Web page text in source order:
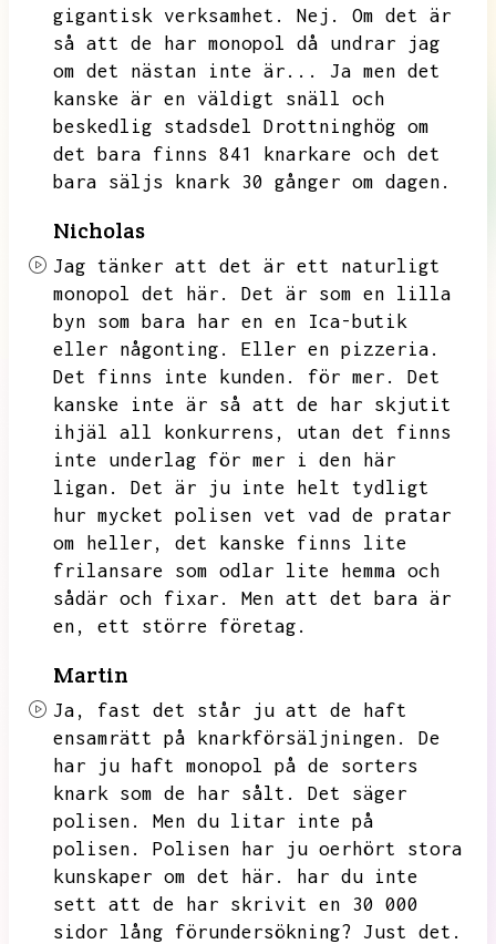
gigantisk verksamhet.
Nej.
Om det är
så att de har monopol då undrar jag
om det nästan inte är...
Ja men det
kanske är en väldigt snäll och
beskedlig stadsdel Drottninghög om
det bara finns 841 knarkare och det
bara säljs knark 30 gånger om dagen.
Nicholas
Jag tänker att det är ett naturligt
monopol det här.
Det är som en lilla
byn som bara har en en Ica-butik
eller någonting.
Eller en pizzeria.
Det finns inte kunden.
för mer.
Det
kanske inte är så att de har skjutit
ihjäl all konkurrens,
utan det finns
inte underlag för mer i den här
ligan.
Det är ju inte helt tydligt
hur mycket polisen vet vad de pratar
om heller,
det kanske finns lite
frilansare som odlar lite hemma och
sådär och fixar.
Men att det bara är
en,
ett större företag.
Martin
Ja,
fast det står ju att de haft
ensamrätt på knarkförsäljningen.
De
har ju haft monopol på de sorters
knark som de har sålt.
Det säger
polisen.
Men du litar inte på
polisen.
Polisen har ju oerhört stora
kunskaper om det här.
har du inte
sett att de har skrivit en 30 000
sidor lång förundersökning? Just det.